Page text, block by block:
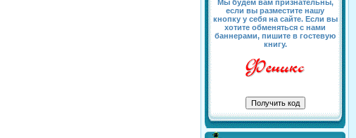
Мы будем вам признательны,
если вы разместите нашу
кнопку у себя на сайте. Если вы
хотите обменяться с нами
баннерами, пишите в гостевую
книгу.